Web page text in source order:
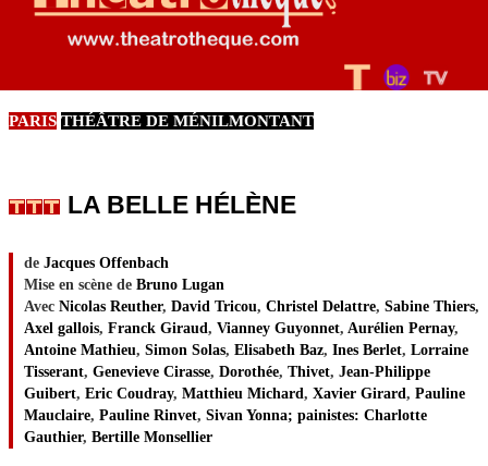
LES TEXTES
LES ANNONCES
PARIS THÉÂTRE DE MÉNILMONTANT
LA BELLE HÉLÈNE
de Jacques Offenbach
Mise en scène de Bruno Lugan
Avec Nicolas Reuther, David Tricou, Christel Delattre, Sabine Thiers,
Axel gallois, Franck Giraud , Vianney Guyonnet, Aurélien Pernay,
Antoine Mathieu, Simon Solas, Elisabeth Baz, Ines Berlet, Lorraine
Tisserant, Genevieve Cirasse, Dorothée, Thivet, Jean-Philippe
Guibert, Eric Coudray, Matthieu Michard , Xavier Girard , Pauline
Mauclaire, Pauline Rinvet, Sivan Yonna; painistes: Charlotte
Gauthier, Bertille Monsellier